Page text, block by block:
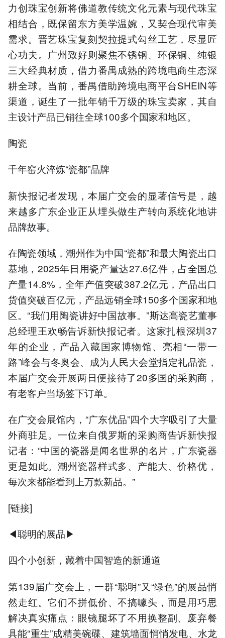
力创珠宝创新将佛道教传统文化元素与现代珠宝
相结合，既保留东方美学温婉，又契合现代审美
需求。晋艺珠宝复刻契拉提式勾丝工艺，尽显匠
心功夫。广州致好则聚焦不锈钢、环保铜、纯银
三大经典材质，借力番禺成熟的跨境电商生态深
耕全球。当前，番禺借助跨境电商平台SHEIN等
渠道，诞生了一批年销千万级的珠宝卖家，其自
主设计产品已销往全球100多个国家和地区。
陶瓷
千年窑火淬炼“瓷都”品牌
新快报记者发现，本届广交会的显著信号是，越
来越多广东企业正从埋头做生产转向系统化地讲
品牌故事。
在陶瓷领域，潮州作为中国“瓷都”和最大陶瓷出口
基地，2025年日用瓷产量达27.6亿件，占全国总
产量14.8%，全年产值突破387.2亿元，产品出口
货值突破百亿元，产品远销全球150多个国家和地
区。“我们用陶瓷讲好中国故事。”斯达高瓷艺董事
总经理王欢畅告诉新快报记者。这家扎根深圳37
年的企业，产品入藏国家博物馆、亮相“一带一
路”峰会与冬奥会、成为人民大会堂指定礼品瓷，
本届广交会开展两日便接待了20多国的采购商，
有老客户当场签下订单。
在广交会展馆内，“广东优品”四个大字吸引了大量
外商驻足。一位来自俄罗斯的采购商告诉新快报
记者：“中国的瓷器是闻名世界的名片，广东瓷器
更是如此。潮州瓷器样式多、产能大、价格优，
每次来都能看到上万款新品。”
[链接]
◀聪明的展品▶
四个小创新，藏着中国智造的新通道
第139届广交会上，一群“聪明”又“绿色”的展品悄
然走红。它们不拼低价、不搞噱头，而是用巧思
解决真实痛点：眼镜腿坏了不用换整副、废弃餐
具能“重生”成精美碗碟、建筑墙面悄悄发电、水龙